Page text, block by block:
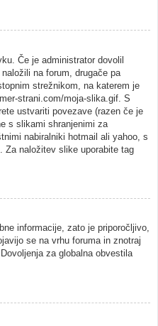
Če je administrator dovolil
na forum, drugače pa
strežnikom, na katerem je
strani.com/moja-slika.gif. S
ustvariti povezave (razen če je
s slikami shranjenimi za
nabiralniki hotmail ali yahoo, s
naložitev slike uporabite tag
informacije, zato je priporočljivo,
se na vrhu foruma in znotraj
za globalna obvestila